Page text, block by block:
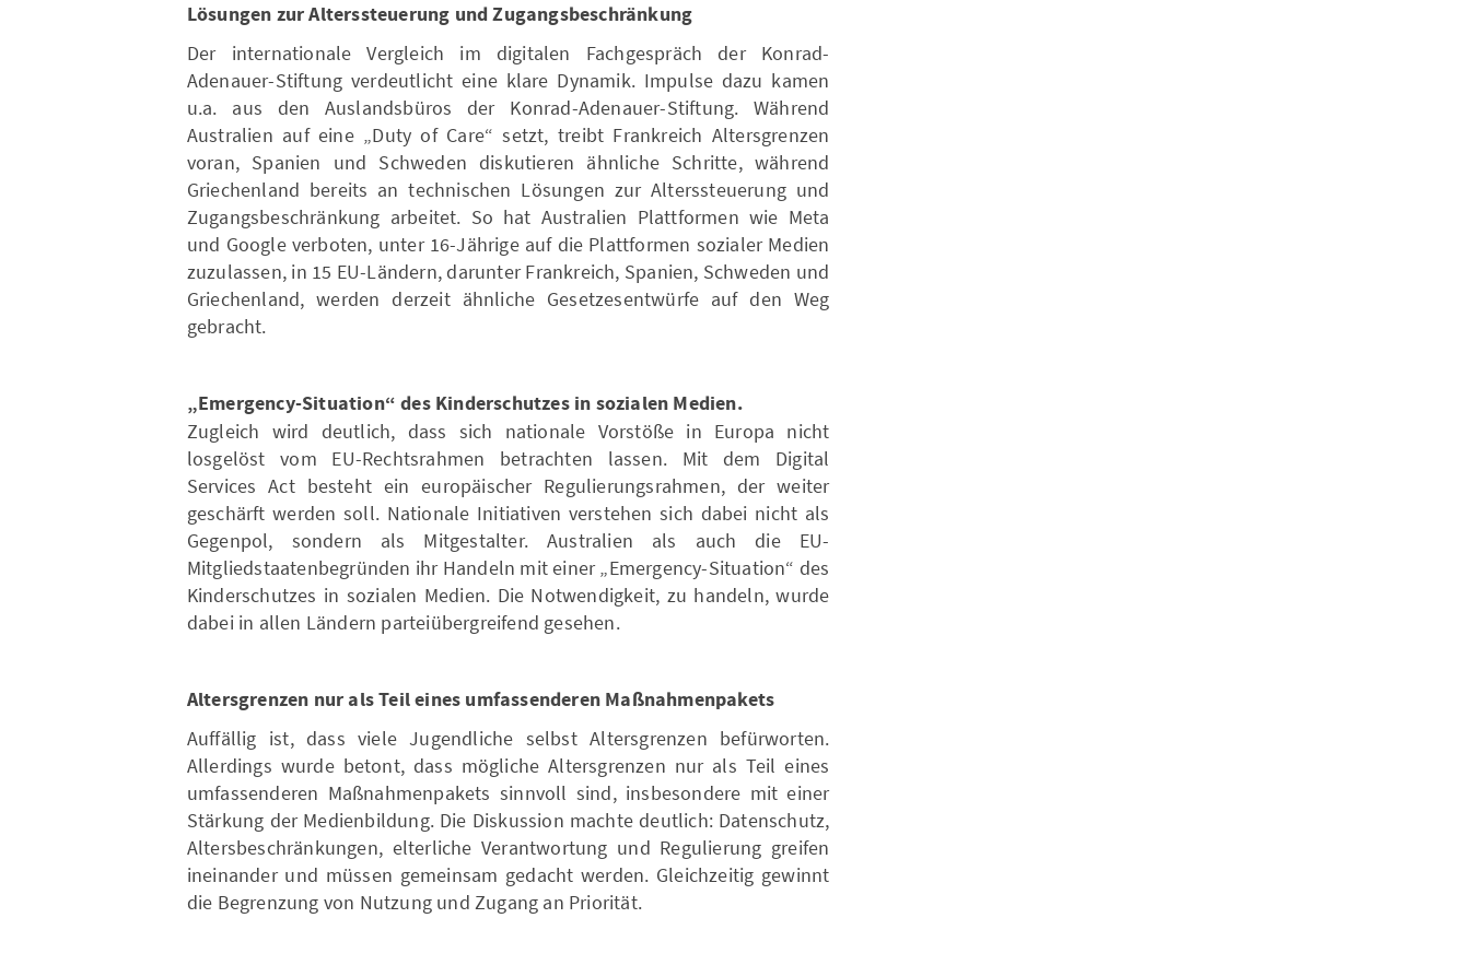
Lösungen zur Alterssteuerung und Zugangsbeschränkung
Der internationale Vergleich im digitalen Fachgespräch der Konrad-
Adenauer-Stiftung verdeutlicht eine klare Dynamik. Impulse dazu kamen
u.a. aus den Auslandsbüros der Konrad-Adenauer-Stiftung. Während
Australien auf eine „Duty of Care“ setzt, treibt Frankreich Altersgrenzen
voran, Spanien und Schweden diskutieren ähnliche Schritte, während
Griechenland bereits an technischen Lösungen zur Alterssteuerung und
Zugangsbeschränkung arbeitet. So hat Australien Plattformen wie Meta
und Google verboten, unter 16-Jährige auf die Plattformen sozialer Medien
zuzulassen, in 15 EU-Ländern, darunter Frankreich, Spanien, Schweden und
Griechenland, werden derzeit ähnliche Gesetzesentwürfe auf den Weg
gebracht.
„Emergency-Situation“ des Kinderschutzes in sozialen Medien.
Zugleich wird deutlich, dass sich nationale Vorstöße in Europa nicht
losgelöst vom EU-Rechtsrahmen betrachten lassen. Mit dem Digital
Services Act besteht ein europäischer Regulierungsrahmen, der weiter
geschärft werden soll. Nationale Initiativen verstehen sich dabei nicht als
Gegenpol, sondern als Mitgestalter. Australien als auch die EU-
Mitgliedstaatenbegründen ihr Handeln mit einer „Emergency-Situation“ des
Kinderschutzes in sozialen Medien. Die Notwendigkeit, zu handeln, wurde
dabei in allen Ländern parteiübergreifend gesehen.
Altersgrenzen nur als Teil eines umfassenderen Maßnahmenpakets
Auffällig ist, dass viele Jugendliche selbst Altersgrenzen befürworten.
Allerdings wurde betont, dass mögliche Altersgrenzen nur als Teil eines
umfassenderen Maßnahmenpakets sinnvoll sind, insbesondere mit einer
Stärkung der Medienbildung. Die Diskussion machte deutlich: Datenschutz,
Altersbeschränkungen, elterliche Verantwortung und Regulierung greifen
ineinander und müssen gemeinsam gedacht werden. Gleichzeitig gewinnt
die Begrenzung von Nutzung und Zugang an Priorität.